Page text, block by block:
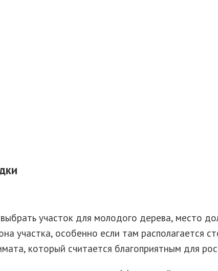
участок для молодого дерева, место
участка, особенно если там располагается
который считается благоприятным для